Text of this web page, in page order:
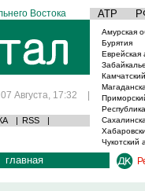
Востока АТР
07 Августа, 17:32 |
| RSS |
Амурская
Бурятия
Еврейская
Чукотский
главная